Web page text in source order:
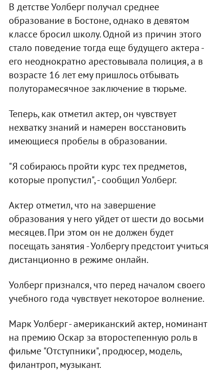
В детстве Уолберг получал среднее
образование в Бостоне, однако в девятом
классе бросил школу. Одной из причин этого
стало поведение тогда еще будущего актера -
его неоднократно арестовывала полиция, а в
возрасте 16 лет ему пришлось отбывать
полуторамесячное заключение в тюрьме.
Теперь, как отметил актер, он чувствует
нехватку знаний и намерен восстановить
имеющиеся пробелы в образовании.
"Я собираюсь пройти курс тех предметов,
которые пропустил", - сообщил Уолберг.
Актер отметил, что на завершение
образования у него уйдет от шести до восьми
месяцев. При этом он не должен будет
посещать занятия - Уолбергу предстоит учиться
дистанционно в режиме онлайн.
Уолберг признался, что перед началом своего
учебного года чувствует некоторое волнение.
Марк Уолберг - американский актер, номинант
на премию Оскар за второстепенную роль в
фильме "Отступники", продюсер, модель,
филантроп, музыкант.